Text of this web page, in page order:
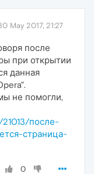
May 2017, 21:27
после
при открытии
данная
не помогли,
после-
страница-
0